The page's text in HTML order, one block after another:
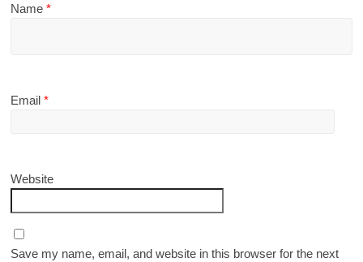
Name*
Email*
Website
Save my name, email, and website in this browser for the next